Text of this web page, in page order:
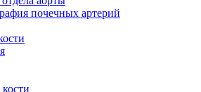
почечных артерий